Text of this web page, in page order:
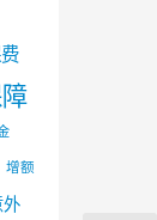
增额
外